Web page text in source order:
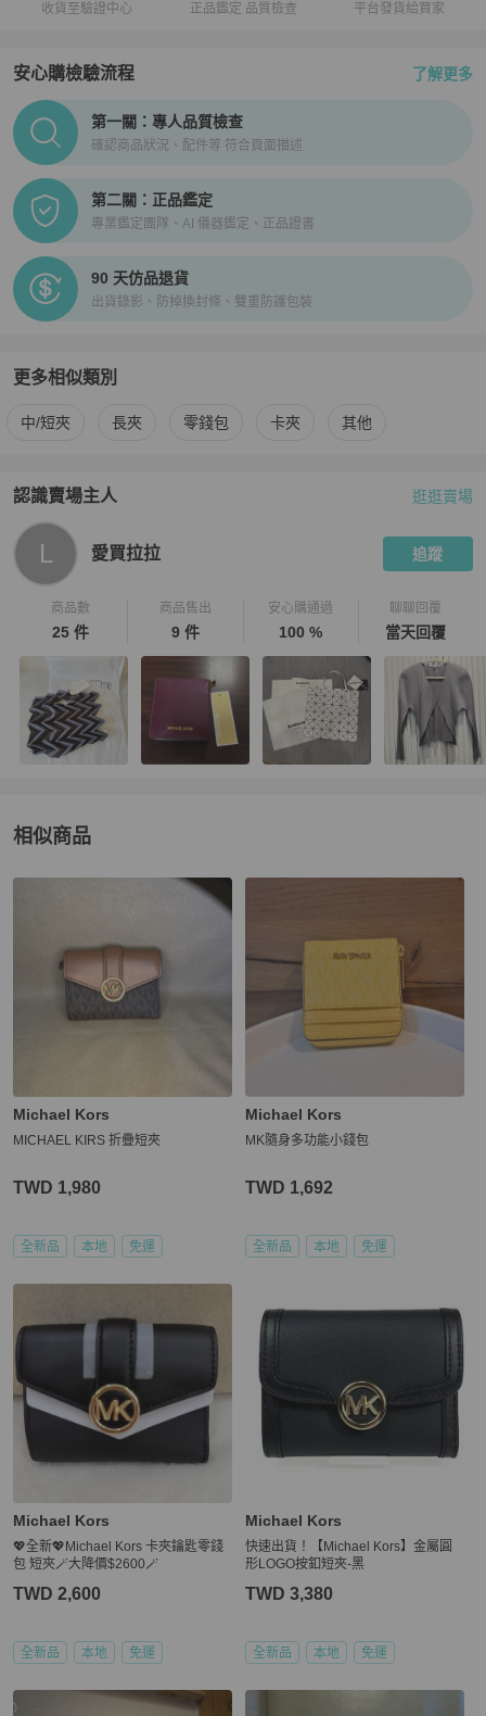
收貨至驗證中心 正品鑑定 品質檢查 平台發貨給買家
安心購檢驗流程 了解更多
PopChill拍拍圈正品驗證、安心購檢驗流程介紹
第一關：專人品質檢查
確認商品狀況、配件等 符合頁面描述
第二關：正品鑑定
專業鑑定團隊、AI 儀器鑑定、正品證書
90 天仿品退貨
出貨錄影、防掉換封條、雙重防護包裝
更多相似類別
更多Michael Kors女士錢包 / 小皮件 相似商品推薦
中/短夾 長夾 零錢包 卡夾 其他
認識賣場主人
PopChill 拍拍圈嚴選賣家
逛逛賣場
L 愛買拉拉 追蹤
商品數
25 件
商品售出
9 件
安心購通過
100 %
聊聊回覆
當天回覆
相似商品
更多相似Michael Kors女士錢包 / 小皮件推薦精品
Michael Kors
MICHAEL KIRS 折疊短夾
TWD 1,980
全新品 本地 免運
Michael Kors
MK隨身多功能小錢包
TWD 1,692
全新品 本地 免運
Michael Kors
💖全新💖Michael Kors 卡夾鑰匙零錢
包 短夾🪄大降價$2600🪄
TWD 2,600
全新品 本地 免運
Michael Kors
快速出貨！【Michael Kors】金屬圓
形LOGO按釦短夾-黑
TWD 3,380
全新品 本地 免運